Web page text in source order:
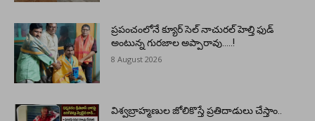
ప్రపంచంలోనే క్యూర్ సెల్ నాచురల్ హెల్తి ఫుడ్
అంటున్న గురజాల అప్పారావు…..!
8 August 2026
విశ్వబ్రాహ్మణుల జోలికొస్తే ప్రతిదాడులు చేస్తాం..